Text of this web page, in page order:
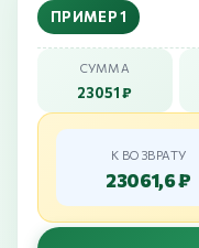
ПРИМЕР 1
СУММА
23051 ₽
К ВОЗВРАТУ
23061,6 ₽